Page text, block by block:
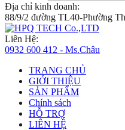
Địa chỉ kinh doanh:
88/9/2 đường TL40-Phường
Liên Hệ:
0932 600 412 - Ms.Châu
TRANG CHỦ
GIỚI THIỆU
SẢN PHẨM
Chính sách
HỖ TRỢ
LIÊN HỆ